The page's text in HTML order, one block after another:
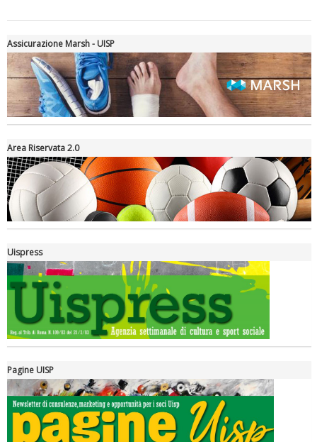
Tiziano Pesce a Radio InBlu2000 traccia il bilancio della stagione
Ddl Lobby, Uisp: “Il Parlamento valorizzi le nostre specificità"
Assicurazione Marsh - UISP
Area Riservata 2.0
Uispress
Pagine UISP